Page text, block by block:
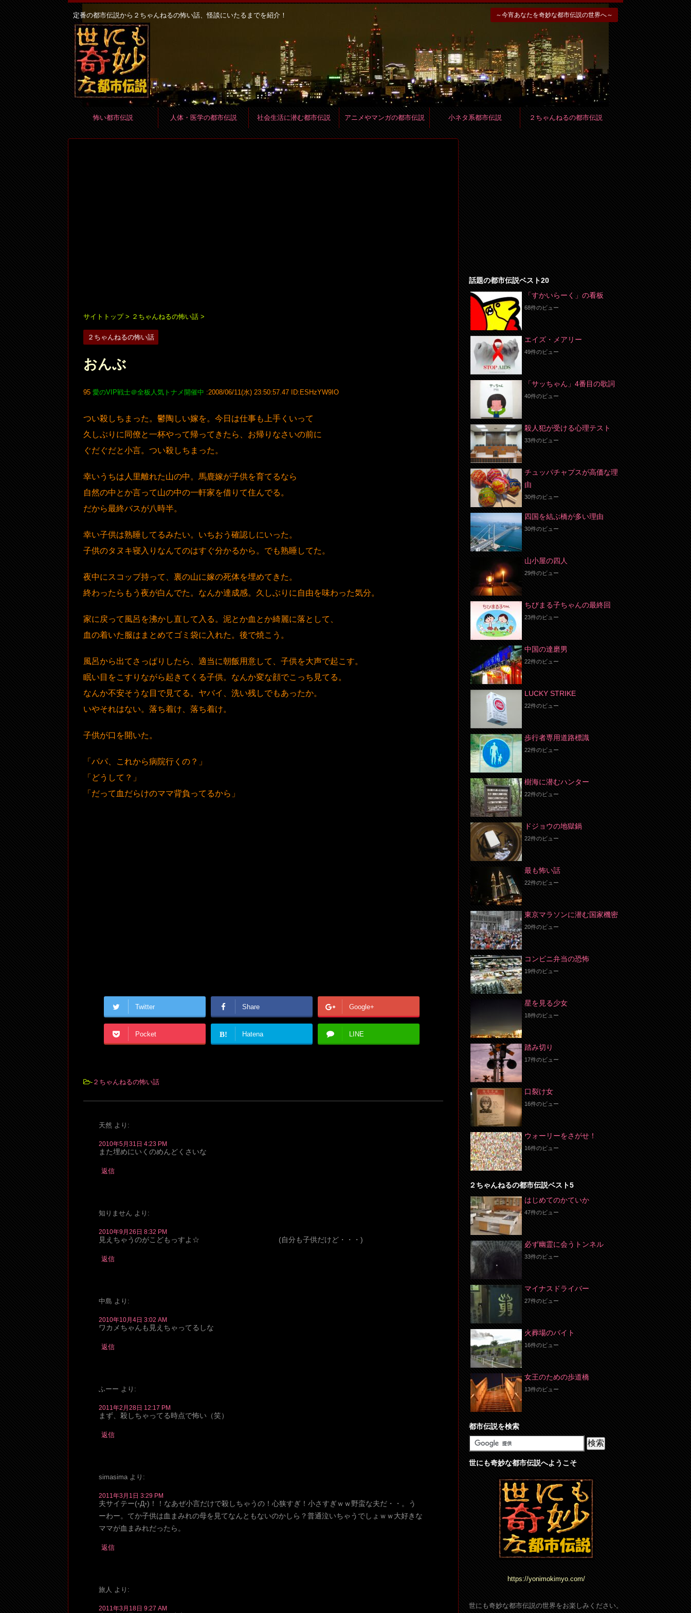
定番の都市伝説から２ちゃんねるの怖い話、怪談にいたるまでを紹介！ ～今宵あなたを奇妙な都市伝説の世界へ～
怖い都市伝説 人体・医学の都市伝説 社会生活に潜む都市伝説 アニメやマンガの都市伝説 小ネタ系都市伝説 ２ちゃんねるの都市伝説
サイトトップ> ２ちゃんねるの怖い話 >
２ちゃんねるの怖い話
おんぶ
95 愛のVIP戦士＠全板人気トナメ開催中 :2008/06/11(水) 23:50:57.47 ID:ESHzYW9IO
つい殺しちまった。鬱陶しい嫁を。今日は仕事も上手くいって
久しぶりに同僚と一杯やって帰ってきたら、お帰りなさいの前に
ぐだぐだと小言。つい殺しちまった。
幸いうちは人里離れた山の中。馬鹿嫁が子供を育てるなら
自然の中とか言って山の中の一軒家を借りて住んでる。
だから最終バスが八時半。
幸い子供は熟睡してるみたい。いちおう確認しにいった。
子供のタヌキ寝入りなんてのはすぐ分かるから。でも熟睡してた。
夜中にスコップ持って、裏の山に嫁の死体を埋めてきた。
終わったらもう夜が白んでた。なんか達成感。久しぶりに自由を味わった気分。
家に戻って風呂を沸かし直して入る。泥とか血とか綺麗に落として、
血の着いた服はまとめてゴミ袋に入れた。後で焼こう。
風呂から出てさっぱりしたら、適当に朝飯用意して、子供を大声で起こす。
眠い目をこすりながら起きてくる子供。なんか変な顔でこっち見てる。
なんか不安そうな目で見てる。ヤバイ、洗い残しでもあったか。
いやそれはない。落ち着け、落ち着け。
子供が口を開いた。
「パパ、これから病院行くの？」
「どうして？」
「だって血だらけのママ背負ってるから」
Twitter Share Google+
Pocket B! Hatena LINE
- ２ちゃんねるの怖い話
天然 より:
2010年5月31日 4:23 PM
また埋めにいくのめんどくさいな
返信
知りません より:
2010年9月26日 8:32 PM
見えちゃうのがこどもっすよ☆ (自分も子供だけど・・・)
返信
中島 より:
2010年10月4日 3:02 AM
ワカメちゃんも見えちゃってるしな
返信
ふーー より:
2011年2月28日 12:17 PM
まず、殺しちゃってる時点で怖い（笑）
返信
simasima より:
2011年3月1日 3:29 PM
夫サイテー(◦Д◦)！！なあぜ小言だけで殺しちゃうの！心狭すぎ！小さすぎｗｗ野蛮な夫だ・・。う
ーわー。てか子供は血まみれの母を見てなんともないのかしら？普通泣いちゃうでしょｗｗ大好きな
ママが血まみれだったら。
返信
旅人 より:
2011年3月18日 9:27 AM
話題の都市伝説ベスト20
「すかいらーく」の看板
68件のビュー
エイズ・メアリー
49件のビュー
「サッちゃん」4番目の歌詞
40件のビュー
殺人犯が受ける心理テスト
33件のビュー
チュッパチャプスが高価な理
由
30件のビュー
四国を結ぶ橋が多い理由
30件のビュー
山小屋の四人
29件のビュー
ちびまる子ちゃんの最終回
23件のビュー
中国の達磨男
22件のビュー
LUCKY STRIKE
22件のビュー
歩行者専用道路標識
22件のビュー
樹海に潜むハンター
22件のビュー
ドジョウの地獄鍋
22件のビュー
最も怖い話
22件のビュー
東京マラソンに潜む国家機密
20件のビュー
コンビニ弁当の恐怖
19件のビュー
星を見る少女
18件のビュー
踏み切り
17件のビュー
口裂け女
16件のビュー
ウォーリーをさがせ！
16件のビュー
２ちゃんねるの都市伝説ベスト5
はじめてのかていか
47件のビュー
必ず幽霊に会うトンネル
33件のビュー
マイナスドライバー
27件のビュー
火葬場のバイト
16件のビュー
女王のための歩道橋
13件のビュー
都市伝説を検索
世にも奇妙な都市伝説へようこそ
https://yonimokimyo.com/
世にも奇妙な都市伝説の世界をお楽しみください。